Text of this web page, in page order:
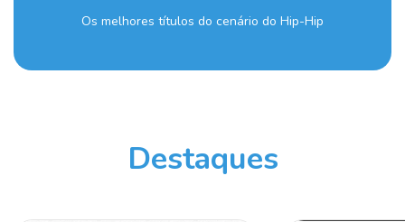
Os melhores títulos do cenário do Hip-Hip
Destaques